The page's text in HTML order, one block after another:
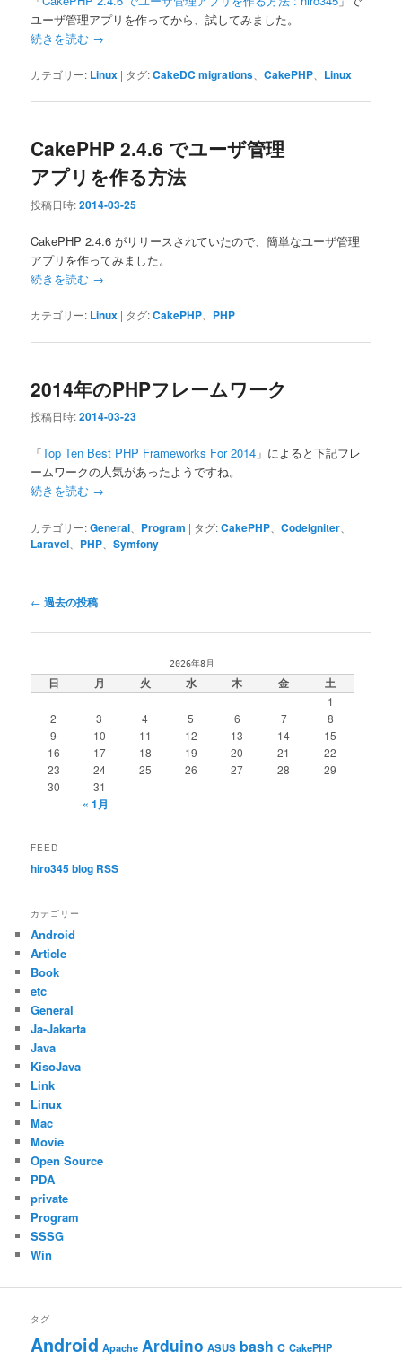
ユーザ管理アプリを作ってから、試してみました。
続きを読む →
カテゴリー: Linux | タグ:CakeDC migrations 、CakePHP Linux
CakePHP 2.4.6 でユーザ管理
アプリを作る方法
投稿日時:2014-03-25
CakePHP 2.4.6 がリリースされていたので、簡単なユーザ管理
アプリを作ってみました。
続きを読む →
カテゴリー: Linux | タグ:CakePHP PHP
2014年のPHPフレームワーク
投稿日時:2014-03-23
「Top Ten Best PHP Frameworks For 2014 」によると下記フレ
ームワークの人気があったようですね。
続きを読む →
カテゴリー:General Program | タグ:CakePHP 、CodeIgniter
Laravel PHP 、Symfony
投
ナ
ゲ
ー
← 過去の投稿
2026年8月
日 月 火 水 木 金 土
1
2
3 4 5 6 7
8
9
10 11 12 13 14
15
16
17 18 19 20 21
22
23
24 25 26 27 28
29
30
31
« 1月
FEED
hiro345 blog RSS
カテゴリー
Android
Article
Book
etc
General
Ja-Jakarta
Java
KisoJava
Link
Linux
Mac
Movie
Open Source
PDA
private
Program
SSSG
Win
タグ
Android Apache Arduino ASUS bash C CakePHP